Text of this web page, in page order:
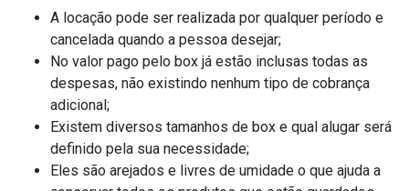
A locação pode ser realizada por qualquer período e
cancelada quando a pessoa desejar;
No valor pago pelo box já estão inclusas todas as
despesas, não existindo nenhum tipo de cobrança
adicional;
Existem diversos tamanhos de box e qual alugar será
definido pela sua necessidade;
Eles são arejados e livres de umidade o que ajuda a